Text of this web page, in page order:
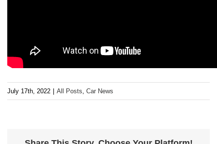
July 17th, 2022 All Posts Car News